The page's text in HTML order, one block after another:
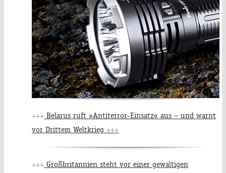
+++ Belarus ruft »Antiterror-Einsatz« aus – und warnt
vor Drittem Weltkrieg +++
+++ Großbritannien steht vor einer gewaltigen